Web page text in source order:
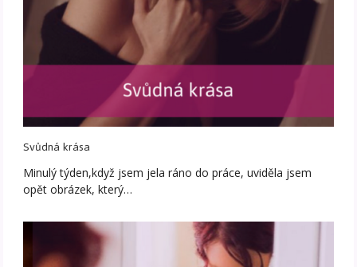
Svůdná krása
Minulý týden,když jsem jela ráno do práce, uviděla jsem
opět obrázek, který…